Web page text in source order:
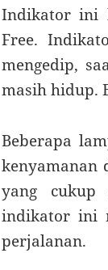
Indikator ini
Free.
mengedip,
masih hidup.
Beberapa
kenyamanan
yang cukup
indikator ini
perjalanan.